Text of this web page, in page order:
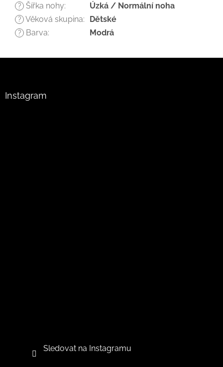
? Šířka nohy: Úzká / Normální noha
? Věková skupina: Dětské
? Barva: Modrá
Instagram
Sledovat na Instagramu